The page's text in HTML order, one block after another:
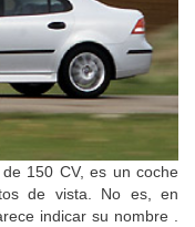
150 CV, es un coche
de vista. No es, en
indicar su nombre .